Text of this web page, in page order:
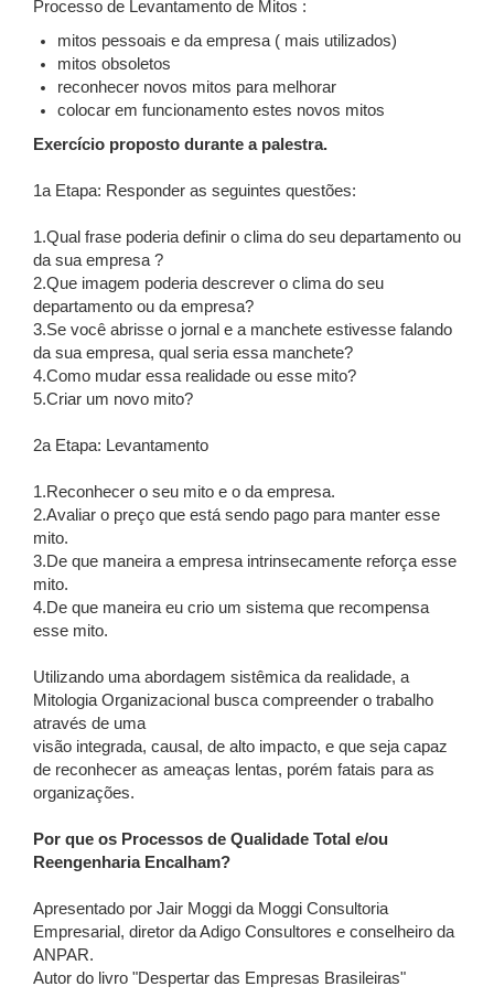
Processo de Levantamento de Mitos :
mitos pessoais e da empresa ( mais utilizados)
mitos obsoletos
reconhecer novos mitos para melhorar
colocar em funcionamento estes novos mitos
Exercício proposto durante a palestra.
1a Etapa: Responder as seguintes questões:
1.Qual frase poderia definir o clima do seu departamento ou
da sua empresa ?
2.Que imagem poderia descrever o clima do seu
departamento ou da empresa?
3.Se você abrisse o jornal e a manchete estivesse falando
da sua empresa, qual seria essa manchete?
4.Como mudar essa realidade ou esse mito?
5.Criar um novo mito?
2a Etapa: Levantamento
1.Reconhecer o seu mito e o da empresa.
2.Avaliar o preço que está sendo pago para manter esse
mito.
3.De que maneira a empresa intrinsecamente reforça esse
mito.
4.De que maneira eu crio um sistema que recompensa
esse mito.
Utilizando uma abordagem sistêmica da realidade, a
Mitologia Organizacional busca compreender o trabalho
através de uma
visão integrada, causal, de alto impacto, e que seja capaz
de reconhecer as ameaças lentas, porém fatais para as
organizações.
Por que os Processos de Qualidade Total e/ou
Reengenharia Encalham?
Apresentado por Jair Moggi da Moggi Consultoria
Empresarial, diretor da Adigo Consultores e conselheiro da
ANPAR.
Autor do livro "Despertar das Empresas Brasileiras"